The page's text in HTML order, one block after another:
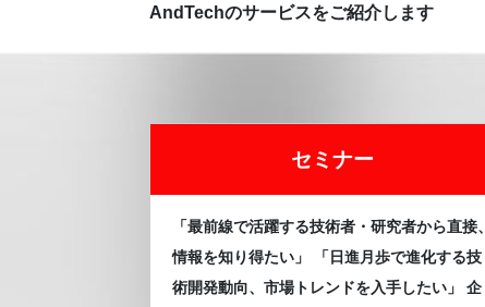
AndTechのサービスをご紹介します
セミナー
「最前線で活躍する技術者・研究者から直接、
情報を知り得たい」 「日進月歩で進化する技
術開発動向、市場トレンドを入手したい」 企